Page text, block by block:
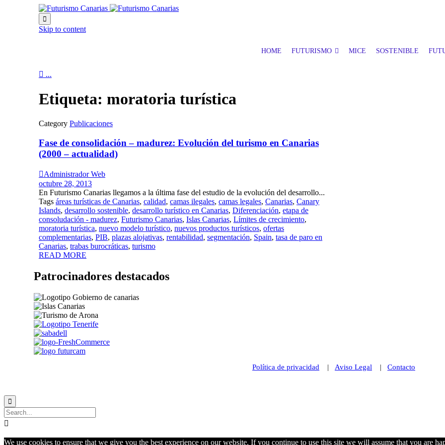

Skip to content
HOME FUTURISMO MICE SOSTENIBLE
 ...
Etiqueta: moratoria turística
Category Publicaciones
Fase de consolidación – madurez: Evolución del turismo en Canarias
(2000 – actualidad)
Administrador Web
octubre 28, 2013
En Futurismo Canarias llegamos a la última fase del estudio de la evolución del desarrollo...
Tags áreas turísticas de Canarias, calidad, camas ilegales, camas legales, Canarias, Canary
Islands, desarrollo sostenible, desarrollo turístico en Canarias, Diferenciación, etapa de
consoludación - madurez, Futurismo Canarias, Islas Canarias, Límites de crecimiento,
moratoria turística, nuevo modelo turístico, nuevos productos turísticos, ofertas
complementarias, PIB, plazas alojativas, rentabilidad, segmentación, Spain, tasa de paro en
Canarias, trabas burocráticas, turismo
READ MORE
Patrocinadores destacados
Política de privacidad | Aviso Legal | Contacto


We use cookies to ensure that we give you the best experience on our website. If you continue to use this site we will assume that you are